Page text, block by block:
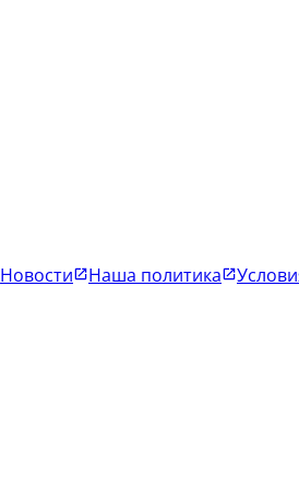
Новости Наша политика